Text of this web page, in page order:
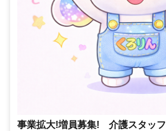
事業拡大!増員募集! 介護スタッフ